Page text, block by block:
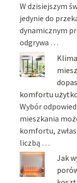
W dzisiejszym
jedynie do
dynamicznym
odgrywa …
komfortu
Wybór
mieszkania
komfortu,
liczbą …
Jak